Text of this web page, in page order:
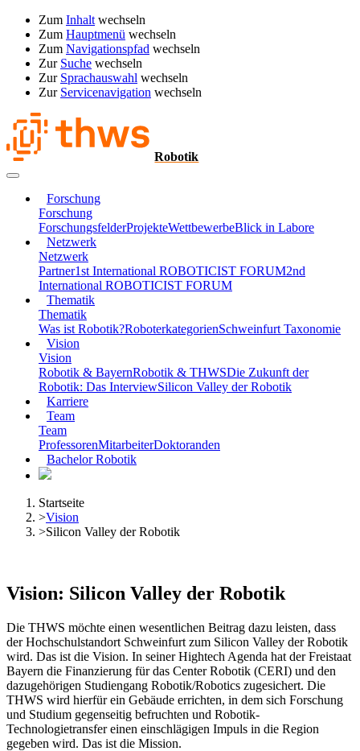
Zum Inhalt wechseln
Zum Hauptmenü wechseln
Zum Navigationspfad wechseln
Zur Suche wechseln
Zur Sprachauswahl wechseln
Zur Servicenavigation wechseln
Robotik
Forschung
Forschung
ForschungsfelderProjekteWettbewerbeBlick in Labore
Netzwerk
Netzwerk
Partner1st International ROBOTICIST FORUM2nd
International ROBOTICIST FORUM
Thematik
Thematik
Was ist Robotik?RoboterkategorienSchweinfurt Taxonomie
Vision
Vision
Robotik & BayernRobotik & THWSDie Zukunft der
Robotik: Das InterviewSilicon Valley der Robotik
Karriere
Team
Team
ProfessorenMitarbeiterDoktoranden
Bachelor Robotik
Startseite
>Vision
>Silicon Valley der Robotik
Vision: Silicon Valley der Robotik
Die THWS möchte einen wesentlichen Beitrag dazu leisten, dass
der Hochschulstandort Schweinfurt zum Silicon Valley der Robotik
wird. Das ist die Vision. In seiner Hightech Agenda hat der Freistaat
Bayern die Finanzierung für das Center Robotik (CERI) und den
dazugehörigen Studiengang Robotik/Robotics zugesichert. Die
THWS wird hierfür ein Gebäude errichten, in dem sich Forschung
und Studium gegenseitig befruchten und Robotik-
Technologietransfer einen einschlägigen Impuls in die Region
gegeben wird. Das ist die Mission.